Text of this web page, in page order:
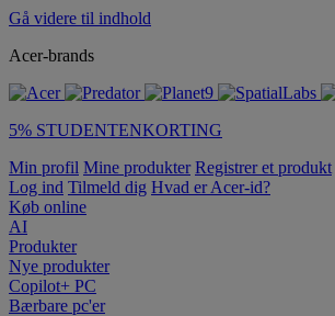
Gå videre til indhold
Acer-brands
5% STUDENTENKORTING
Min profil Mine produkter Registrer et produkt
Log ind Tilmeld dig Hvad er Acer-id?
Køb online
AI
Produkter
Nye produkter
Copilot+ PC
Bærbare pc'er